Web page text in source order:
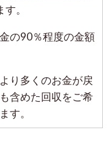
。
の90％程度の金額
り多くのお金が戻
含めた回収をご希
す。